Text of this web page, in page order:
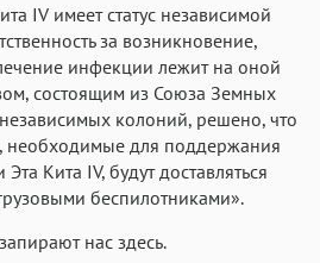
IV имеет статус независимой
за возникновение,
инфекции лежит на оной
состоящим из Союза Земных
колоний, решено, что
необходимые для поддержания
Кита IV, будут доставляться
беспилотниками».
нас здесь.